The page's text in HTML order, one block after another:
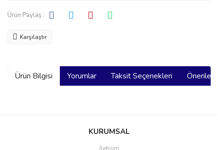
Ürün Paylaş :
Karşılaştır
Ürün Bilgisi Yorumlar Taksit Seçenekleri
Bu ürüne ilk yorumu siz yapın!
KURUMSAL